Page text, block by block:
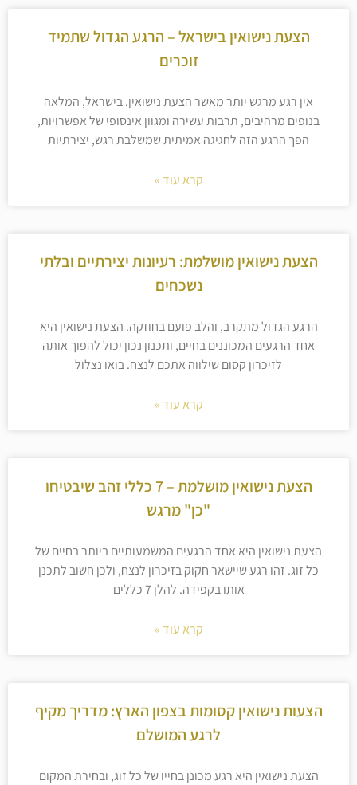
הצעת נישואין בישראל – הרגע הגדול שתמיד
זוכרים
אין רגע מרגש יותר מאשר הצעת נישואין. בישראל, המלאה
בנופים מרהיבים, תרבות עשירה ומגוון אינסופי של אפשרויות,
הפך הרגע הזה לחגיגה אמיתית שמשלבת רגש, יצירתיות
קרא עוד »
הצעת נישואין מושלמת: רעיונות יצירתיים ובלתי
נשכחים
הרגע הגדול מתקרב, והלב פועם בחוזקה. הצעת נישואין היא
אחד הרגעים המכוננים בחיים, ותכנון נכון יכול להפוך אותה
לזיכרון קסום שילווה אתכם לנצח. בואו נצלול
קרא עוד »
הצעת נישואין מושלמת – 7 כללי זהב שיבטיחו
"כן" מרגש
הצעת נישואין היא אחד הרגעים המשמעותיים ביותר בחיים של
כל זוג. זהו רגע שיישאר חקוק בזיכרון לנצח, ולכן חשוב לתכנן
אותו בקפידה. להלן 7 כללים
קרא עוד »
הצעות נישואין קסומות בצפון הארץ: מדריך מקיף
לרגע המושלם
הצעת נישואין היא רגע מכונן בחייו של כל זוג, ובחירת המקום